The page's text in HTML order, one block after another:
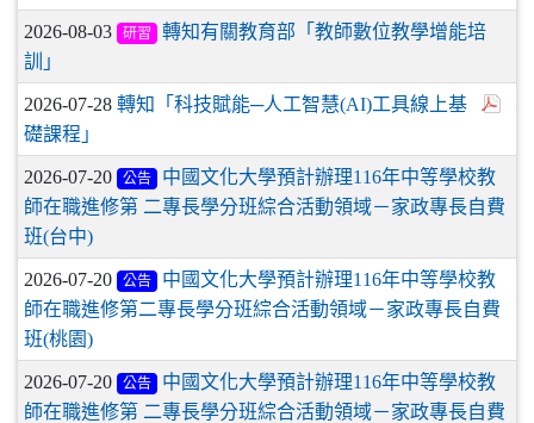
2026-08-03 研習
轉知有關教育部「教師數位教學增能培
訓」
2026-07-28 轉知「科技賦能─人工智慧(AI)工具線上基
礎課程」
2026-07-20 公告
中國文化大學預計辦理116年中等學校教
師在職進修第 二專長學分班綜合活動領域－家政專長自費
班(台中)
2026-07-20 公告
中國文化大學預計辦理116年中等學校教
師在職進修第二專長學分班綜合活動領域－家政專長自費
班(桃園)
2026-07-20 公告
中國文化大學預計辦理116年中等學校教
師在職進修第 二專長學分班綜合活動領域－家政專長自費